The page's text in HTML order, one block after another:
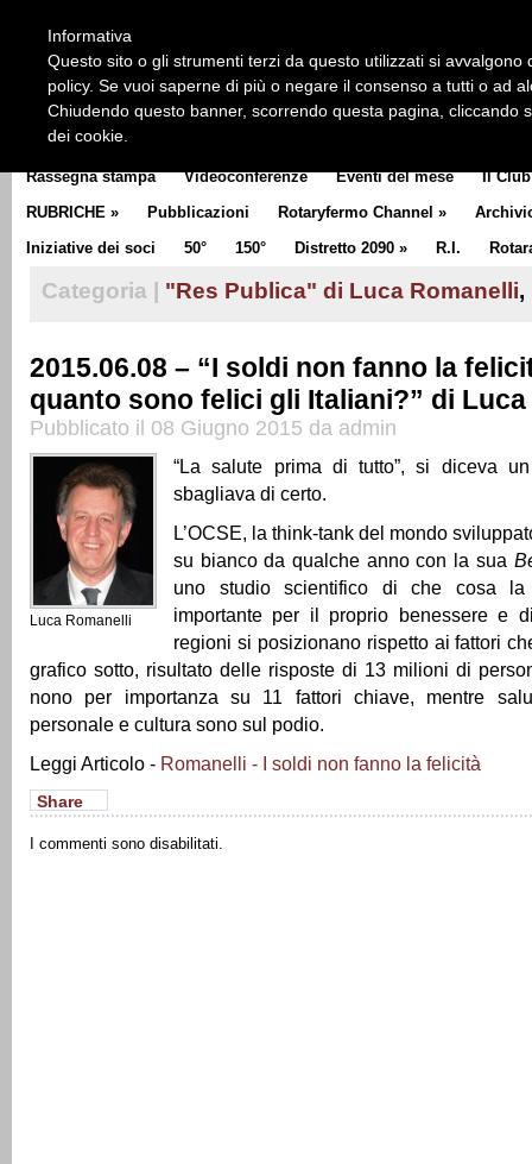
CLUB COMMUNICATOR
Rassegna stampa Videoconferenze Eventi del mese Il Club
RUBRICHE » Pubblicazioni Rotaryfermo Channel »
Iniziative dei soci
50° 150° Distretto 2090 » R.I.
Categoria | "Res Publica" di Luca Romanelli,
2015.06.08 – “I soldi non fanno la
quanto sono felici gli Italiani?” di
Pubblicato il 08 Giugno 2015 da admin
Luca Romanelli
“La salute prima di tutto”, si diceva
sbagliava di certo.
L’OCSE, la think-tank del mondo
su bianco da qualche anno con la sua
uno studio scientifico di che cosa la
importante per il proprio benessere e
regioni si posizionano rispetto ai fattori
grafico sotto, risultato delle risposte di 13 milioni di
nono per importanza su 11 fattori chiave, mentre
personale e cultura sono sul podio.
Leggi Articolo - Romanelli - I soldi non fanno la felicità
Share
I commenti sono disabilitati.
Informativa
Questo sito o gli strumenti terzi da questo utilizzati si
policy. Se vuoi saperne di più o negare il consenso a tutti o ad
Chiudendo questo banner, scorrendo questa pagina, cliccando
dei cookie.